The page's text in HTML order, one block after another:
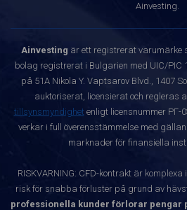
Ainvesting.
Ainvesting är ett registrerat varumärke
bolag registrerat i Bulgarien med UIC/PIC
på 51A Nikola Y. Vaptsarov Blvd., 1407
auktoriserat, licensierat och regleras
tillsynsmyndighetenligt licensnummer РГ-
verkar i full överensstämmelse med
marknader för finansiella
RISKVARNING: CFD-kontrakt är
risk för snabba förluster på grund av
professionella kunder förlorar pengar